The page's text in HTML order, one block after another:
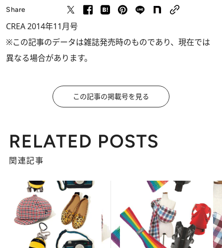
Share
CREA 2014年11月号
※この記事のデータは雑誌発売時のものであり、現在では
異なる場合があります。
この記事の掲載号を見る
RELATED POSTS
関連記事